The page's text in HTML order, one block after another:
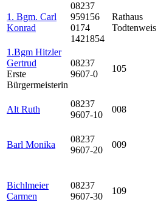
1. Bgm. Carl
Konrad
08237
959156
0174
1421854
Rathaus
Todtenweis
1.Bgm Hitzler
Gertrud
Erste
Bürgermeisterin
08237
9607-0
105
Alt Ruth
08237
9607-10
008
Barl Monika
08237
9607-20
009
Bichlmeier
Carmen
08237
9607-30
109